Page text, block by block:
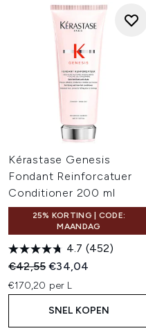
Kérastase Genesis
Fondant Reinforcatuer
Conditioner 200 ml
25% KORTING | CODE:
MAANDAG
4.7 (452)
Recommended Retail Price:
€42,55Huidige prijs:
€34,04
€170,20 per L
SNEL KOPEN